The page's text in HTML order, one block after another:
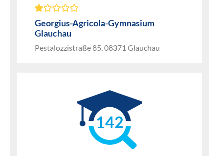
Georgius-Agricola-Gymnasium
Glauchau
Pestalozzistraße 85, 08371 Glauchau
142